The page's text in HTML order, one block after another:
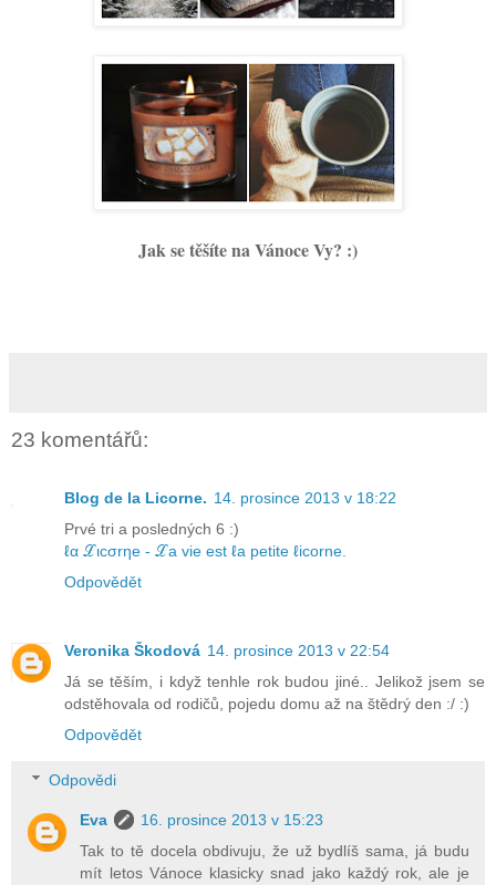
Jak se těšíte na Vánoce Vy? :)
23 komentářů:
Blog de la Licorne. 14. prosince 2013 v 18:22
Prvé tri a posledných 6 :)
ℓα ℒιcσrηe - ℒa vie est ℓa petite ℓicorne.
Odpovědět
Veronika Škodová 14. prosince 2013 v 22:54
Já se těším, i když tenhle rok budou jiné.. Jelikož jsem se
odstěhovala od rodičů, pojedu domu až na štědrý den :/ :)
Odpovědět
Odpovědi
Eva
16. prosince 2013 v 15:23
Tak to tě docela obdivuju, že už bydlíš sama, já budu
mít letos Vánoce klasicky snad jako každý rok, ale je